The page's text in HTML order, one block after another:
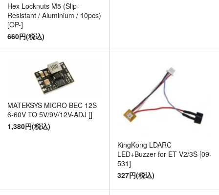
Hex Locknuts M5 (Slip-
Resistant / Aluminium / 10pcs)
[OP-]
660円(税込)
MATEKSYS MICRO BEC 12S
6-60V TO 5V/9V/12V-ADJ []
1,380円(税込)
KingKong LDARC
LED+Buzzer for ET V2/3S [09-
531]
327円(税込)